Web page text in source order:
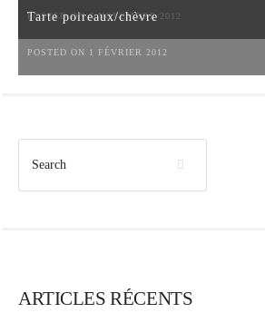
POSTED ON 6 NOVEMBRE 2012
Tarte poireaux/chèvre
POSTED ON 1 FÉVRIER 2012
ARTICLES RÉCENTS